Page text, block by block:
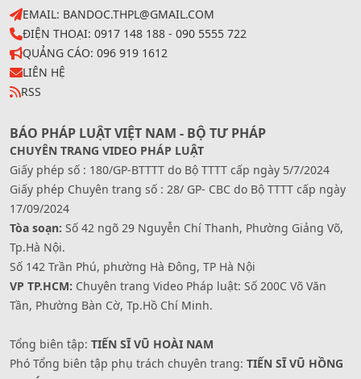
EMAIL: BANDOC.THPL@GMAIL.COM
ĐIỆN THOẠI: 0917 148 188 - 090 5555 722
QUẢNG CÁO: 096 919 1612
LIÊN HỆ
RSS
BÁO PHÁP LUẬT VIỆT NAM - BỘ TƯ PHÁP
CHUYÊN TRANG VIDEO PHÁP LUẬT
Giấy phép số : 180/GP-BTTTT do Bộ TTTT cấp ngày 5/7/2024
Giấy phép Chuyên trang số : 28/ GP- CBC do Bộ TTTT cấp ngày
17/09/2024
Tòa soạn: Số 42 ngõ 29 Nguyễn Chí Thanh, Phường Giảng Võ,
Tp.Hà Nội.
Số 142 Trần Phú, phường Hà Đông, TP Hà Nội
VP TP.HCM: Chuyên trang Video Pháp luật: Số 200C Võ Văn
Tần, Phường Bàn Cờ, Tp.Hồ Chí Minh.
Tổng biên tập: TIẾN SĨ VŨ HOÀI NAM
Phó Tổng biên tập phụ trách chuyên trang: TIẾN SĨ VŨ HỒNG